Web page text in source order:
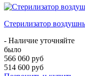
Стерилизатор
- Наличие уточняйте
было
566 060 руб
514 600 руб